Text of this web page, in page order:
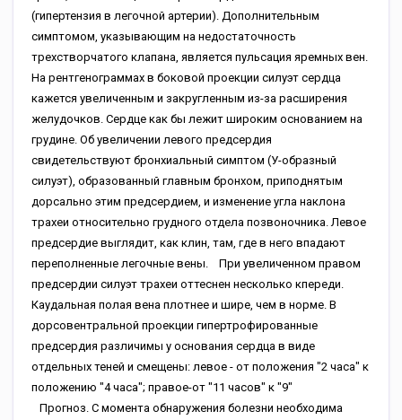
(гипертензия в легочной артерии). Дополнительным
симптомом, указывающим на недостаточность
трехстворчатого клапана, является пульсация яремных вен.
На рентгенограммах в боковой проекции силуэт сердца
кажется увеличенным и закругленным из-за расширения
желудочков. Сердце как бы лежит широким основанием на
грудине. Об увеличении левого предсердия
свидетельствуют бронхиальный симптом (У-образный
силуэт), образованный главным бронхом, приподнятым
дорсально этим предсердием, и изменение угла наклона
трахеи относительно грудного отдела позвоночника. Левое
предсердие выглядит, как клин, там, где в него впадают
переполненные легочные вены. При увеличенном правом
предсердии силуэт трахеи оттеснен несколько кпереди.
Каудальная полая вена плотнее и шире, чем в норме. В
дорсовентральной проекции гипертрофированные
предсердия различимы у основания сердца в виде
отдельных теней и смещены: левое - от положения "2 часа" к
положению "4 часа"; правое-от "11 часов" к "9"
Прогноз. С момента обнаружения болезни необходима